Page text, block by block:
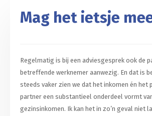
Mag het ietsje
Regelmatig is bij een adviesgesprek ook de
betreffende werknemer aanwezig. En dat is
steeds vaker zien we dat het inkomen én het
partner een substantieel onderdeel vormt
gezinsinkomen. Ik kan het in zo’n geval niet